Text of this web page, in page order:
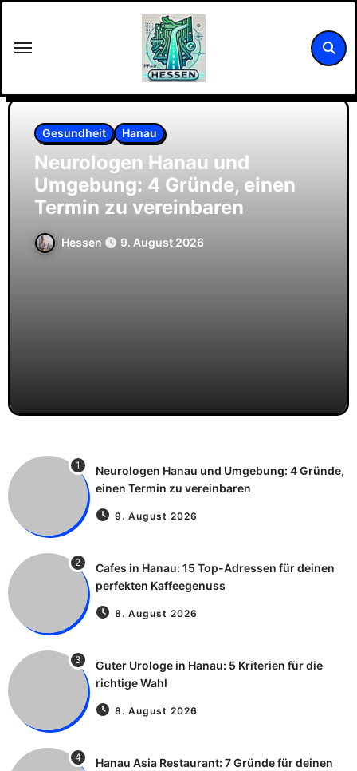
springen
Gesundheit Hanau
Neurologen Hanau und
Umgebung: 4 Gründe, einen
Termin zu vereinbaren
Hessen 9. August 2026
1
Neurologen Hanau und Umgebung: 4 Gründe,
einen Termin zu vereinbaren
9. August 2026
2
Cafes in Hanau: 15 Top-Adressen für deinen
perfekten Kaffeegenuss
8. August 2026
3
Guter Urologe in Hanau: 5 Kriterien für die
richtige Wahl
8. August 2026
4
Hanau Asia Restaurant: 7 Gründe für deinen